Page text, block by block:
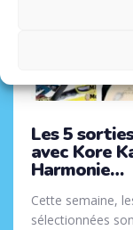
Les 5
avec Kore
Harmonie…
Cette semaine,
sélectionnées